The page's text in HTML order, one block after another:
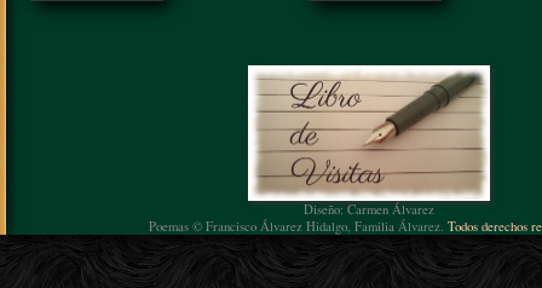
Diseño: Carmen Álvarez
Poemas © Francisco Álvarez Hidalgo, Familia Álvarez. Todos derechos